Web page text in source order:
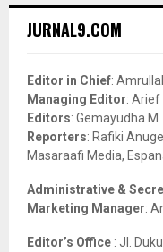
h
o
r
:
JURNAL9.COM
Editor in Chief:
Managing Editor: Arief
Editors: Gemayudha M
Reporters: Rafiki
Masaraafi Media,
Administrative &
Marketing Manager:
Editor’s Office : Jl.